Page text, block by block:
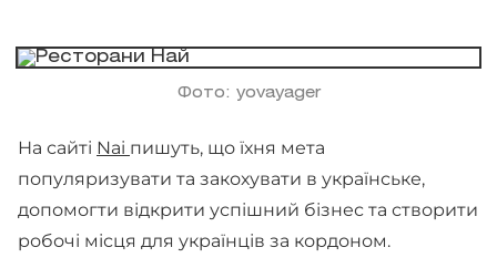
Фото: yovayager
На сайті Nai пишуть, що їхня мета
популяризувати та закохувати в українське,
допомогти відкрити успішний бізнес та створити
робочі місця для українців за кордоном.